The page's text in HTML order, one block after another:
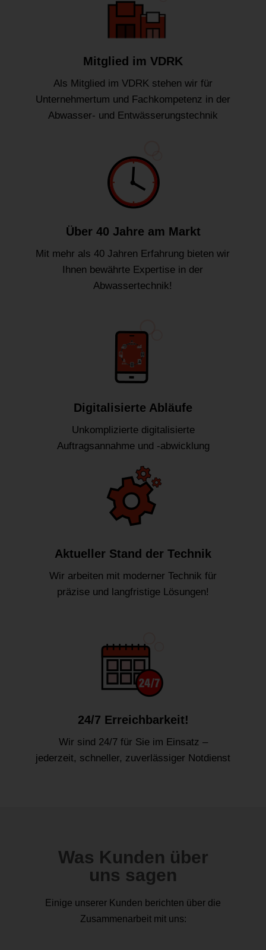
Mitglied im VDRK
Als Mitglied im VDRK stehen wir für
Unternehmertum und Fachkompetenz in der
Abwasser- und Entwässerungstechnik
Über 40 Jahre am Markt
Mit mehr als 40 Jahren Erfahrung bieten wir
Ihnen bewährte Expertise in der
Abwassertechnik!
Digitalisierte Abläufe
Unkomplizierte digitalisierte
Auftragsannahme und -abwicklung
Aktueller Stand der Technik
Wir arbeiten mit moderner Technik für
präzise und langfristige Lösungen!
24/7 Erreichbarkeit!
Wir sind 24/7 für Sie im Einsatz –
jederzeit, schneller, zuverlässiger Notdienst
Was Kunden über
uns sagen
Einige unserer Kunden berichten über die
Zusammenarbeit mit uns: